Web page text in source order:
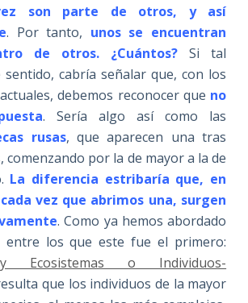
son parte de otros, y así
. Por tanto, unos se encuentran
de otros. ¿Cuántos? Si tal
cabría señalar que, con los
debemos reconocer que no
. Sería algo así como las
rusas, que aparecen una tras
por la de mayor a la de
La diferencia estribaría que, en
vez que abrimos una, surgen
. Como ya hemos abordado
los que este fue el primero:
Ecosistemas o Individuos-
que los individuos de la mayor